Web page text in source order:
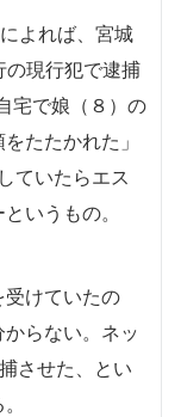
よれば、宮城
の現行犯で逮捕
宅で娘（８）の
たたかれた」
ていたらエス
いうもの。
けていたの
らない。ネッ
させた、とい